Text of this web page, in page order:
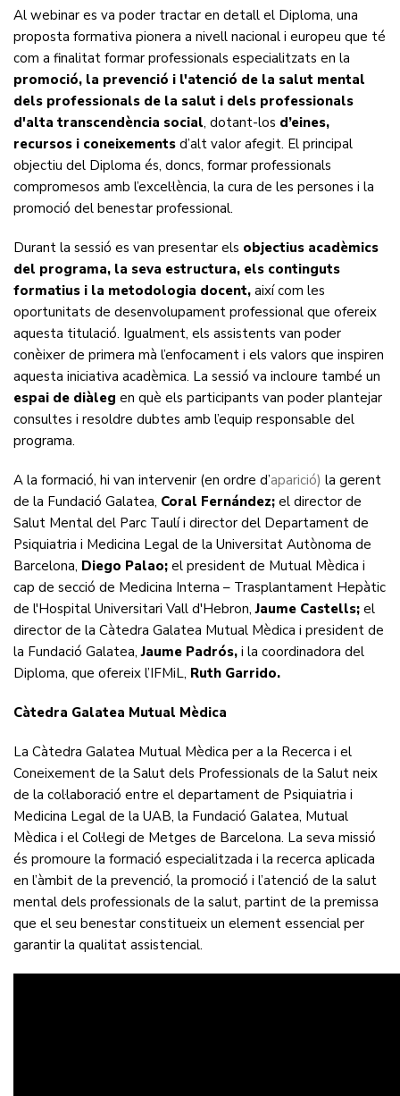
Al webinar es va poder tractar en detall el Diploma, una
proposta formativa pionera a nivell nacional i europeu que té
com a finalitat formar professionals especialitzats en la
promoció, la prevenció i l'atenció de la salut mental
dels professionals de la salut i dels professionals
d'alta transcendència social, dotant-los d’eines,
recursos i coneixements d’alt valor afegit. El principal
objectiu del Diploma és, doncs, formar professionals
compromesos amb l’excel·lència, la cura de les persones i la
promoció del benestar professional.
Durant la sessió es van presentar els objectius acadèmics
del programa, la seva estructura, els continguts
formatius i la metodologia docent, així com les
oportunitats de desenvolupament professional que ofereix
aquesta titulació. Igualment, els assistents van poder
conèixer de primera mà l’enfocament i els valors que inspiren
aquesta iniciativa acadèmica. La sessió va incloure també un
espai de diàleg en què els participants van poder plantejar
consultes i resoldre dubtes amb l’equip responsable del
programa.
A la formació, hi van intervenir (en ordre d’aparició) la gerent
de la Fundació Galatea, Coral Fernández; el director de
Salut Mental del Parc Taulí i director del Departament de
Psiquiatria i Medicina Legal de la Universitat Autònoma de
Barcelona, Diego Palao; el president de Mutual Mèdica i
cap de secció de Medicina Interna – Trasplantament Hepàtic
de l'Hospital Universitari Vall d'Hebron,Jaume Castells; el
director de la Càtedra Galatea Mutual Mèdica i president de
la Fundació Galatea,Jaume Padrós, i la coordinadora del
Diploma, que ofereix l’IFMiL, Ruth Garrido.
Càtedra Galatea Mutual Mèdica
La Càtedra Galatea Mutual Mèdica per a la Recerca i el
Coneixement de la Salut dels Professionals de la Salut neix
de la col·laboració entre el departament de Psiquiatria i
Medicina Legal de la UAB, la Fundació Galatea, Mutual
Mèdica i el Col·legi de Metges de Barcelona. La seva missió
és promoure la formació especialitzada i la recerca aplicada
en l’àmbit de la prevenció, la promoció i l’atenció de la salut
mental dels professionals de la salut, partint de la premissa
que el seu benestar constitueix un element essencial per
garantir la qualitat assistencial.